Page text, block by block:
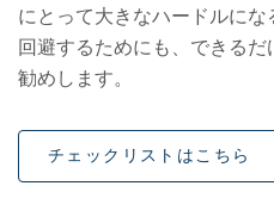
にとって大きなハードルに
回避するためにも、できる
勧めします。
チェックリストはこちら